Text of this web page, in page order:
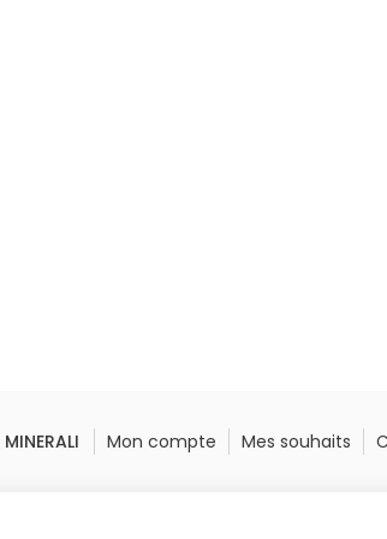
MINERALI Mon compte Mes souhaits